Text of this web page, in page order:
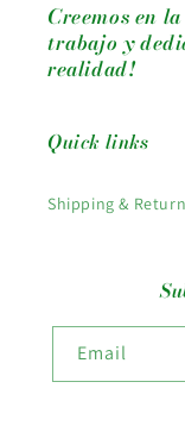
Creemos en
trabajo y
realidad!
Quick links
Shipping &
Email